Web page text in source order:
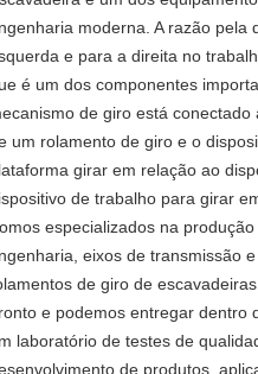
moderna. A razão pela
e para a direita no
é um dos componentes
de giro está
um rolamento de giro e o
girar em relação ao
de trabalho para girar
especializados na
eixos de transmissão
de giro de
e podemos entregar dentro
laboratório de testes de
de produtos,